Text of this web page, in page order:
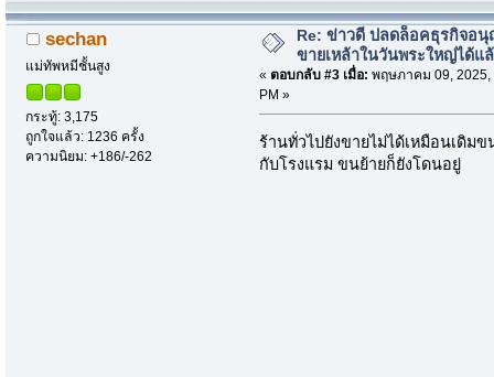
sechan
แม่ทัพหมีชั้นสูง
กระทู้: 3,175
ถูกใจแล้ว: 1236 ครั้ง
ความนิยม: +186/-262
Re: ข่าวดี ปลดล็อคธุรกิจอนุ
ขายเหล้าในวันพระใหญ่ได้แ
« ตอบกลับ #3 เมื่อ: พฤษภาคม 09, 2025,
PM »
ร้านทั่วไปยังขายไม่ได้เหมือนเดิม
กับโรงแรม ขนย้ายก็ยังโดนอยู่